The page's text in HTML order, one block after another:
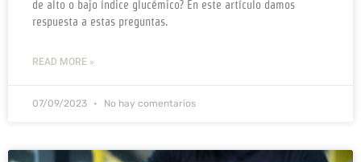
de alto o bajo índice glucémico? En este artículo damos
respuesta a estas preguntas.
READ MORE »
07/09/2023 No hay comentarios